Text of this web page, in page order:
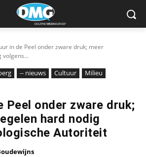
in de Peel onder zware druk; meer
volgens...
-- nieuws Cultuur
Milieu
Peel onder zware druk;
hard nodig
Autoriteit